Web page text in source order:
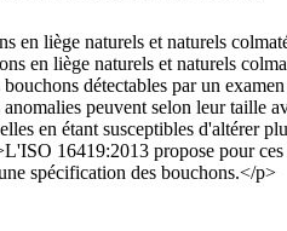
liège naturels et naturels
en liège naturels et naturels
détectables par un
peuvent selon leur taille
en étant susceptibles d'altérer
16419:2013 propose pour ces
spécification des bouchons.</p>